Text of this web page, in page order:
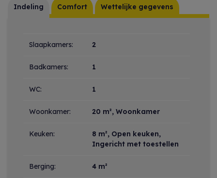
Indeling Comfort Wettelijke gegevens
Indeling
Slaapkamers: 2
Badkamers: 1
WC: 1
Woonkamer: 20 m², Woonkamer
Keuken: 8 m², Open keuken,
Ingericht met toestellen
Berging: 4 m²